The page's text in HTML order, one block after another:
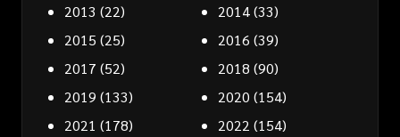
2013 (22) 2014(33)
2015 (25) 2016 (39)
2017 (52) 2018 (90)
2019 (133) 2020 (154)
2021 (178) 2022 (154)